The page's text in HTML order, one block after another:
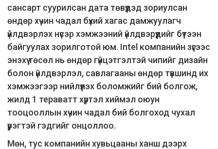
сансарт суурилсан дата төвүүдэд зориулсан
өндөр хүчин чадал бүхий хагас дамжуулагч
үйлдвэрлэх нүсэр хэмжээний үйлдвэрүүдийг бүтээн
байгуулах зорилготой юм. Intel компанийн зүгээс
энэхүү төсөл нь өндөр гүйцэтгэлтэй чипийг дизайн
болон үйлдвэрлэл, савлагааны өндөр түвшинд их
хэмжээгээр нийлүүлэх боломжийг бий болгож,
жилд 1 тераватт хүртэл хиймэл оюун
тооцооллын хүчин чадал бий болгоход чухал
үүрэгтэй гэдгийг онцоллоо.
Мөн, тус компанийн хувьцааны ханш дээрх